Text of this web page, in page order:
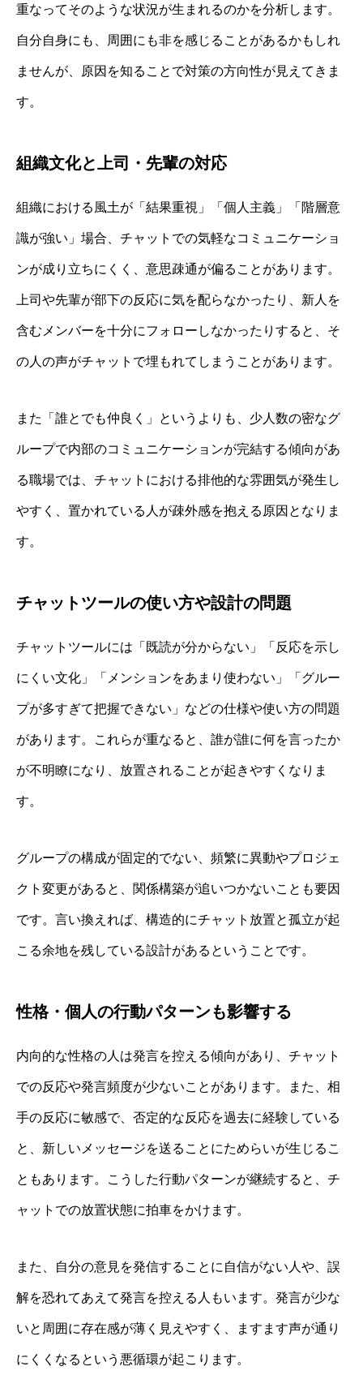
重なってそのような状況が生まれるのかを分析します。
自分自身にも、周囲にも非を感じることがあるかもしれ
ませんが、原因を知ることで対策の方向性が見えてきま
す。
組織文化と上司・先輩の対応
組織における風土が「結果重視」「個人主義」「階層意
識が強い」場合、チャットでの気軽なコミュニケーショ
ンが成り立ちにくく、意思疎通が偏ることがあります。
上司や先輩が部下の反応に気を配らなかったり、新人を
含むメンバーを十分にフォローしなかったりすると、そ
の人の声がチャットで埋もれてしまうことがあります。
また「誰とでも仲良く」というよりも、少人数の密なグ
ループで内部のコミュニケーションが完結する傾向があ
る職場では、チャットにおける排他的な雰囲気が発生し
やすく、置かれている人が疎外感を抱える原因となりま
す。
チャットツールの使い方や設計の問題
チャットツールには「既読が分からない」「反応を示し
にくい文化」「メンションをあまり使わない」「グルー
プが多すぎて把握できない」などの仕様や使い方の問題
があります。これらが重なると、誰が誰に何を言ったか
が不明瞭になり、放置されることが起きやすくなりま
す。
グループの構成が固定的でない、頻繁に異動やプロジェ
クト変更があると、関係構築が追いつかないことも要因
です。言い換えれば、構造的にチャット放置と孤立が起
こる余地を残している設計があるということです。
性格・個人の行動パターンも影響する
内向的な性格の人は発言を控える傾向があり、チャット
での反応や発言頻度が少ないことがあります。また、相
手の反応に敏感で、否定的な反応を過去に経験している
と、新しいメッセージを送ることにためらいが生じるこ
ともあります。こうした行動パターンが継続すると、チ
ャットでの放置状態に拍車をかけます。
また、自分の意見を発信することに自信がない人や、誤
解を恐れてあえて発言を控える人もいます。発言が少な
いと周囲に存在感が薄く見えやすく、ますます声が通り
にくくなるという悪循環が起こります。